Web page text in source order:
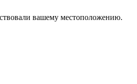
вашему местоположению.